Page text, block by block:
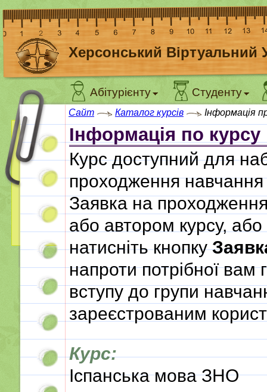
Херсонський Віртуальний
Абітурієнту Студенту
Сайт Каталог курсів Інформація
Інформація по курсу
Курс доступний для
проходження
Заявка на
або автором курсу,
натисніть кнопку
напроти потрібної
вступу до групи
зареєстрованим
Курс:
Іспанська мова ЗНО